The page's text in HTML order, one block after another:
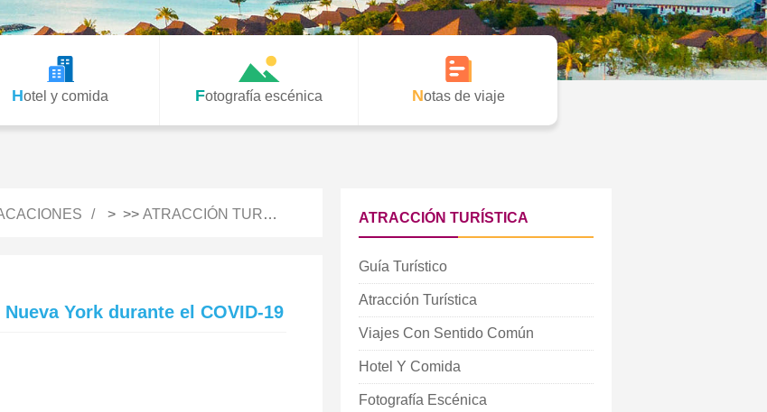
Hotel y comida Fotografía escénica Notas de viaje
> >> ATRACCIÓN TURÍSTICA
York durante el COVID-19
ATRACCIÓN TURÍSTICA
Guía Turístico
Atracción Turística
Viajes Con Sentido Común
Hotel Y Comida
Fotografía Escénica